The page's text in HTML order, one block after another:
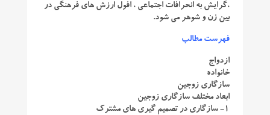
،‌گرایش به انحرافات اجتماعی ، افول ارزش های فرهنگی در
بین زن و شوهر می شود.
فهرست مطالب
ازدواج
خانواده
سازگاری زوجین
ابعاد مختلف سازگاری زوجین
۱- سازگاری در تصمیم گیری های مشترک